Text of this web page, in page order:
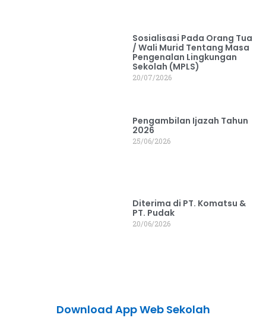
Sosialisasi Pada Orang Tua
/ Wali Murid Tentang Masa
Pengenalan Lingkungan
Sekolah (MPLS)
20/07/2026
Pengambilan Ijazah Tahun
2026
25/06/2026
Diterima di PT. Komatsu &
PT. Pudak
20/06/2026
Download App Web Sekolah